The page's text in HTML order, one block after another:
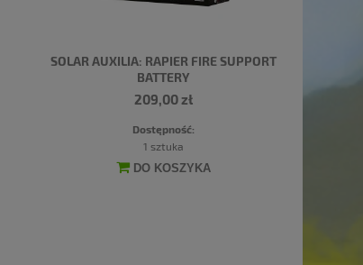
SOLAR AUXILIA: RAPIER FIRE SUPPORT
BATTERY
209,00 zł
Dostępność:
1 sztuka
DO KOSZYKA